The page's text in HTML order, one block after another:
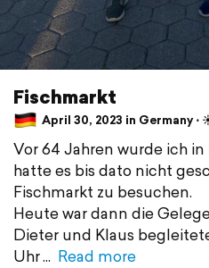
Fischmarkt
April 30, 2023 in Germany ⋅
Vor 64 Jahren wurde ich
hatte es bis dato nicht
Fischmarkt zu besuchen.
Heute war dann die
Dieter und Klaus
Uhr
Read more